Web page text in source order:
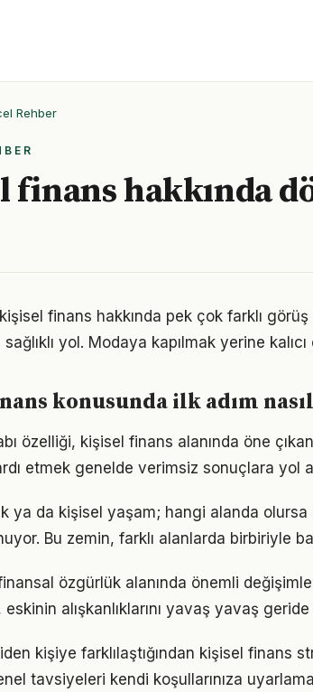
Rehber
finans hakkında
finans hakkında pek çok farklı
yol. Modaya kapılmak yerine
konusunda ilk adım nasıl
özelliği, kişisel finans alanında öne
etmek genelde verimsiz sonuçlara yol
ya da kişisel yaşam; hangi alanda
Bu zemin, farklı alanlarda birbiriyle
özgürlük alanında önemli
alışkanlıklarını yavaş yavaş geride
kişiye farklılaştığından kişisel finans
tavsiyeleri kendi koşullarınıza